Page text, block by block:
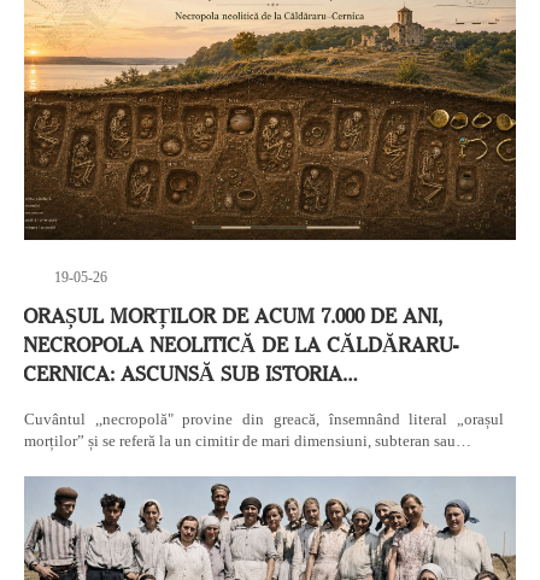
19-05-26
ORAȘUL MORȚILOR DE ACUM 7.000 DE ANI,
NECROPOLA NEOLITICĂ DE LA CĂLDĂRARU-
CERNICA: ASCUNSĂ SUB ISTORIA…
Cuvântul ,,necropolă" provine din greacă, însemnând literal „orașul
morților” și se referă la un cimitir de mari dimensiuni, subteran sau…